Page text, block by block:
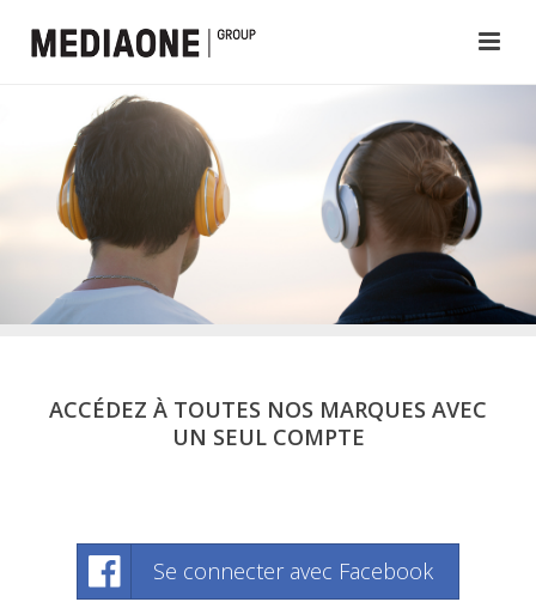
ACCÉDEZ À TOUTES NOS MARQUES AVEC
UN SEUL COMPTE
Se connecter avec Facebook